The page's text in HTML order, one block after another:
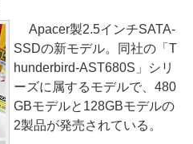
Apacer製2.5インチSATA-
SSDの新モデル。同社の「T
hunderbird-AST680S」シリ
ーズに属するモデルで、480
GBモデルと128GBモデルの
2製品が発売されている。